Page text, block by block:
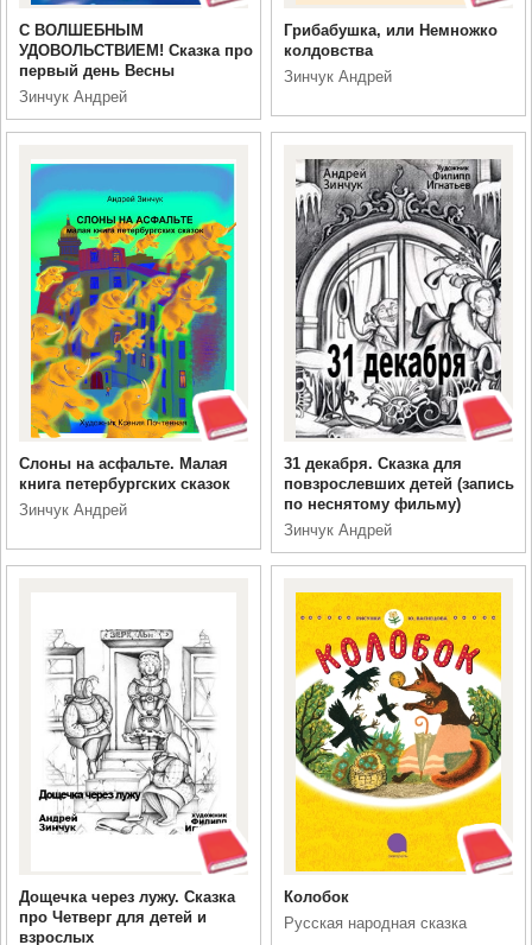
С ВОЛШЕБНЫМ
УДОВОЛЬСТВИЕМ! Сказка про
первый день Весны
Зинчук Андрей
Грибабушка, или Немножко
колдовства
Зинчук Андрей
Слоны на асфальте. Малая
книга петербургских сказок
Зинчук Андрей
31 декабря. Сказка для
повзрослевших детей (запись
по неснятому фильму)
Зинчук Андрей
Дощечка через лужу. Сказка
про Четверг для детей и
взрослых
Колобок
Русская народная сказка